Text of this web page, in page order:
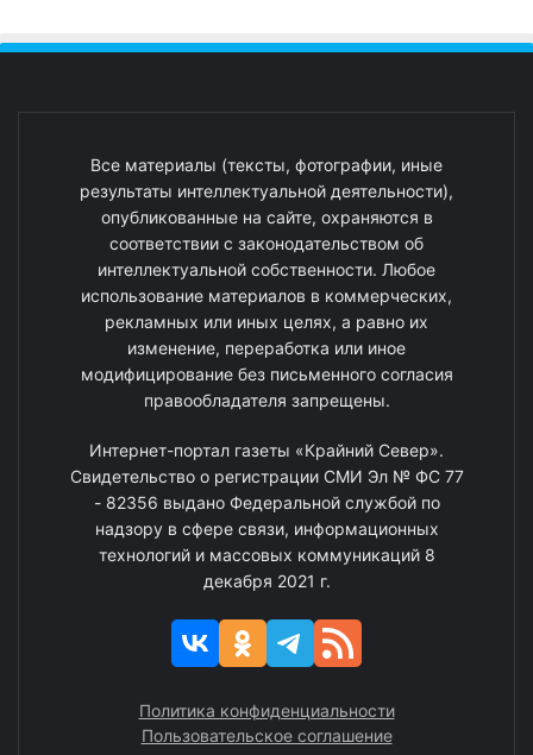
Все материалы (тексты, фотографии, иные
результаты интеллектуальной деятельности),
опубликованные на сайте, охраняются в
соответствии с законодательством об
интеллектуальной собственности. Любое
использование материалов в коммерческих,
рекламных или иных целях, а равно их
изменение, переработка или иное
модифицирование без письменного согласия
правообладателя запрещены.
Интернет-портал газеты «Крайний Север».
Свидетельство о регистрации СМИ Эл № ФС 77
- 82356 выдано Федеральной службой по
надзору в сфере связи, информационных
технологий и массовых коммуникаций 8
декабря 2021 г.
Политика конфиденциальности
Пользовательское соглашение